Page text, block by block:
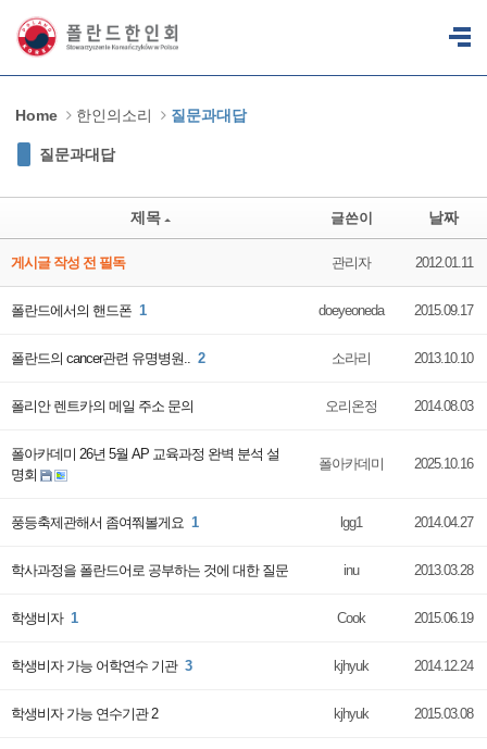
Home 한인의소리 질문과대답
질문과대답
제목 글쓴이 날짜
게시글 작성 전 필독 관리자 2012.01.11
폴란드에서의 핸드폰 1 doeyeoneda 2015.09.17
폴란드의 cancer관련 유명병원.. 2 소라리 2013.10.10
폴리안 렌트카의 메일 주소 문의 오리온정 2014.08.03
폴아카데미 26년 5월 AP 교육과정 완벽 분석 설
명회
폴아카데미 2025.10.16
풍등축제관해서 좀여쭤볼게요 1 lgg1 2014.04.27
학사과정을 폴란드어로 공부하는 것에 대한 질문 inu 2013.03.28
학생비자 1 Cook 2015.06.19
학생비자 가능 어학연수 기관 3 kjhyuk 2014.12.24
학생비자 가능 연수기관 2 kjhyuk 2015.03.08